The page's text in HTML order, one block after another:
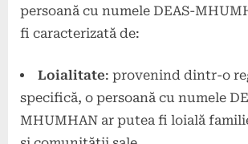
persoană cu numele DEAS-
fi caracterizată de:
Loialitate: provenind dintr-o
specifică, o persoană cu numele
MHUMHAN ar putea fi loială